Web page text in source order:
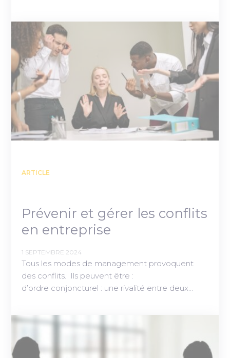
ARTICLE
Prévenir et gérer les conflits
en entreprise
1 SEPTEMBRE 2024
Tous les modes de management provoquent
des conflits. Ils peuvent être :
d’ordre conjoncturel : une rivalité entre deux…